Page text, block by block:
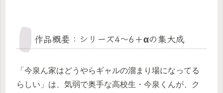
作品概要：シリーズ4〜6＋αの集大成
「今泉ん家はどうやらギャルの溜まり場になってる
らしい」は、気弱で奥手な高校生・今泉くんが、ク